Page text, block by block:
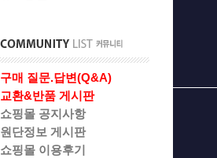
구매 질문.답변(Q&A)
교환&반품 게시판
쇼핑몰 공지사항
원단정보 게시판
쇼핑몰 이용후기